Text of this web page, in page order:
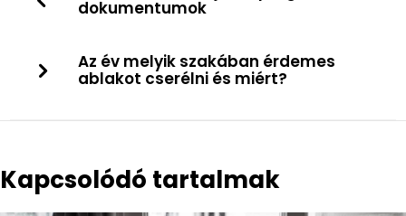
dokumentumok
Az év melyik szakában érdemes
ablakot cserélni és miért?
Kapcsolódó tartalmak